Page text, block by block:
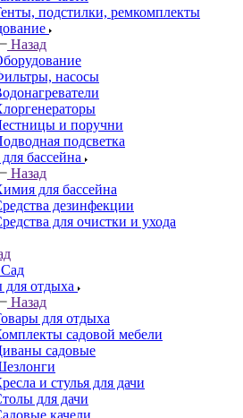
подстилки, ремкомплекты
Назад
насосы
и поручни
подсветка
бассейна
Назад
для бассейна
дезинфекции
для очистки и ухода
для отдыха
Назад
для отдыха
садовой мебели
садовые
и стулья для дачи
для дачи
качели